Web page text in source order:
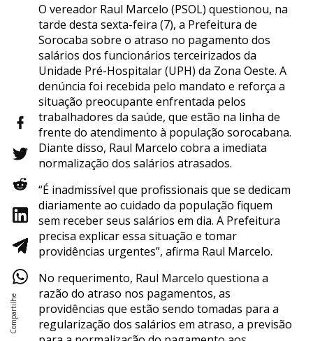
O vereador Raul Marcelo (PSOL) questionou, na
tarde desta sexta-feira (7), a Prefeitura de
Sorocaba sobre o atraso no pagamento dos
salários dos funcionários terceirizados da
Unidade Pré-Hospitalar (UPH) da Zona Oeste. A
denúncia foi recebida pelo mandato e reforça a
situação preocupante enfrentada pelos
trabalhadores da saúde, que estão na linha de
frente do atendimento à população sorocabana.
Diante disso, Raul Marcelo cobra a imediata
normalização dos salários atrasados.
“É inadmissível que profissionais que se dedicam
diariamente ao cuidado da população fiquem
sem receber seus salários em dia. A Prefeitura
precisa explicar essa situação e tomar
providências urgentes”, afirma Raul Marcelo.
No requerimento, Raul Marcelo questiona a
razão do atraso nos pagamentos, as
providências que estão sendo tomadas para a
regularização dos salários em atraso, a previsão